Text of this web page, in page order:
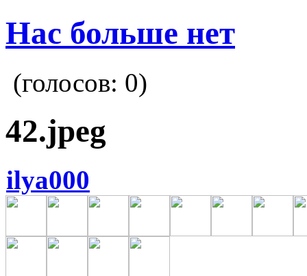
Нас больше нет
(голосов: 0)
42.jpeg
ilya000